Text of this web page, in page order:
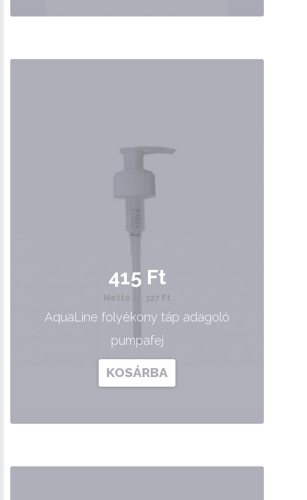
415 Ft
Nettó ár: 327 Ft
AquaLine folyékony táp adagoló
pumpafej
KOSÁRBA